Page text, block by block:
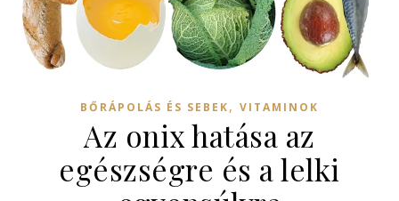
BŐRÁPOLÁS ÉS SEBEK, VITAMINOK
Az onix hatása az
egészségre és a lelki